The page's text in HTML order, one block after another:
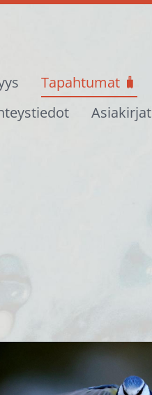
Tapahtumat 🧳
Asiakirjat